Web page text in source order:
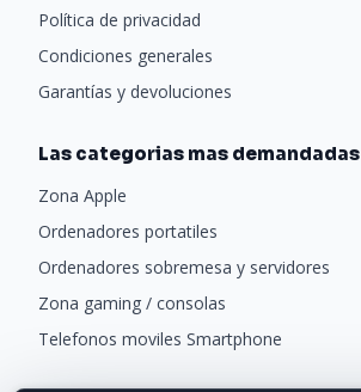
Política de privacidad
Condiciones generales
Garantías y devoluciones
Las categorias mas demandadas
Zona Apple
Ordenadores portatiles
Ordenadores sobremesa y servidores
Zona gaming / consolas
Telefonos moviles Smartphone